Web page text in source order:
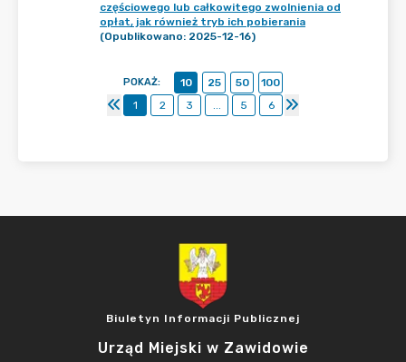
częściowego lub całkowitego zwolnienia od
opłat, jak również tryb ich pobierania
(Opublikowano: 2025-12-16)
POKAŻ: 10 25 50
100
1
2 3 ... 5 6
Biuletyn Informacji Publicznej
Urząd Miejski w Zawidowie